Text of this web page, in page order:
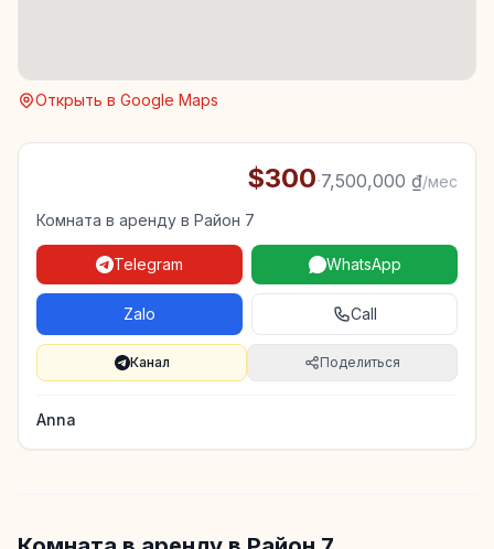
Открыть в Google Maps
$300·7,500,000 ₫/мес
Комната в аренду в Район 7
Telegram WhatsApp
Zalo Call
Канал Поделиться
Anna